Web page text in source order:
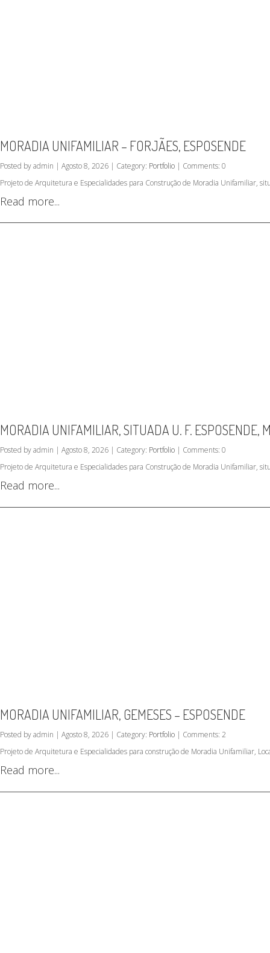
MORADIA UNIFAMILIAR – FORJÃES, ESPOSENDE
Posted by admin | Agosto 8, 2026 | Category: Portfolio | Comments: 0
Projeto de Arquitetura e Especialidades para Construção de Moradia Unifamiliar,
Read more...
MORADIA UNIFAMILIAR, SITUADA U. F. ESPOSENDE,
Posted by admin | Agosto 8, 2026 | Category: Portfolio | Comments: 0
Projeto de Arquitetura e Especialidades para Construção de Moradia Unifamiliar,
Read more...
MORADIA UNIFAMILIAR, GEMESES – ESPOSENDE
Posted by admin | Agosto 8, 2026 | Category: Portfolio | Comments: 2
Projeto de Arquitetura e Especialidades para construção de Moradia Unifamiliar,
Read more...